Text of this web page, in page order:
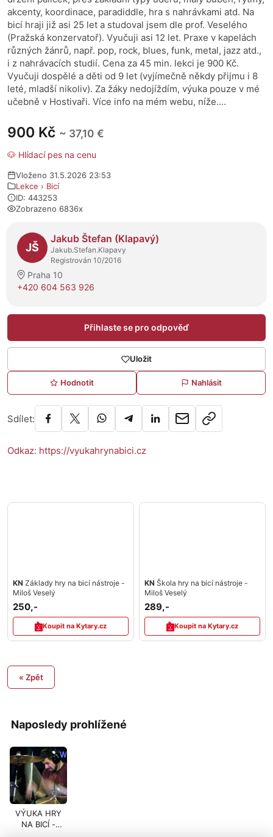
Naposledy prohlížené
VÝUKA HRY
NA BICÍ -
900 Kč ~ 37,10 €
🐶 Hlídací pes na cenu
Vloženo 31.5.2026 23:53
Lekce › Bicí
ID: 443253
Zobrazeno 6836x
O prodejci
JŠ
Jakub Štefan (Klapavý)
Jakub.Stefan.Klapavy
Registrován 10/2016
Praha 10
+420 604 563 926
Přihlaste se pro odpověď
Uložit
Hodnotit Nahlásit
Sdílet:
akcenty, koordinace, paradiddle, hra s nahrávkami atd. Na
bicí hraji již asi 25 let a studoval jsem dle prof. Veselého
(Pražská konzervatoř). Vyučuji asi 12 let. Praxe v kapelách
různých žánrů, např. pop, rock, blues, funk, metal, jazz atd.,
i z nahrávacích studií. Cena za 45 min. lekci je 900 Kč.
Vyučuji dospělé a děti od 9 let (vyjímečně někdy přijmu i 8
leté, mladší nikoliv). Za žáky nedojíždím, výuka pouze v mé
učebně v Hostivaři. Více info na mém webu, níže....
Odkaz: https://vyukahrynabici.cz
KN Základy hry na bicí nástroje -
Miloš Veselý
250,-
Koupit na Kytary.cz
KN Škola hry na bicí nástroje -
Miloš Veselý
289,-
Koupit na Kytary.cz
« Zpět